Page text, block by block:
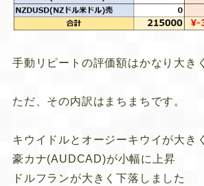
手動リピートの評価額はかなり大き
ただ、その内訳はまちまちです。
キウイドルとオージーキウイが大き
豪カナ(AUDCAD)が小幅に上昇
ドルフランが大きく下落しました